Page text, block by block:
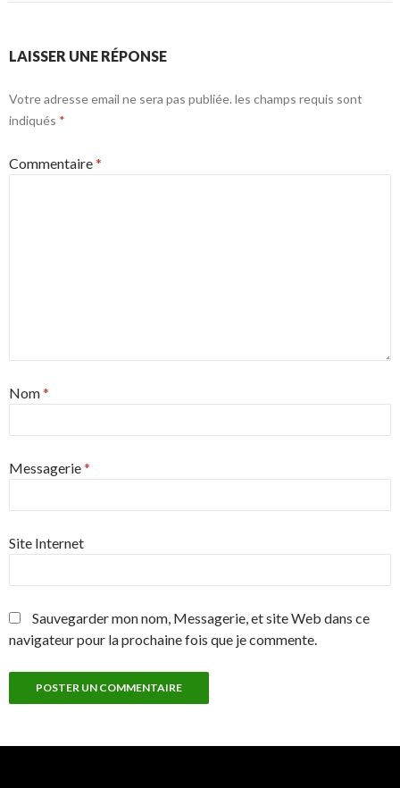
LAISSER UNE RÉPONSE
Votre adresse email ne sera pas publiée. les champs requis sont
indiqués *
Commentaire*
Nom*
Messagerie*
Site Internet
Sauvegarder mon nom, Messagerie, et site Web dans ce
navigateur pour la prochaine fois que je commente.